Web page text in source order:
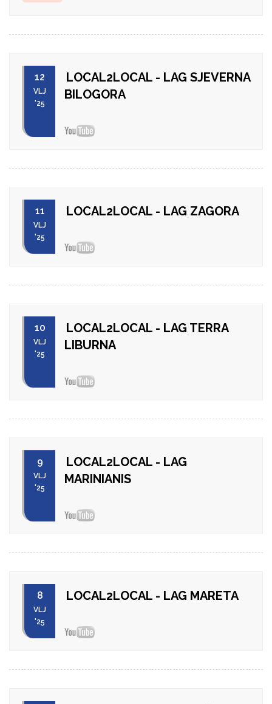
12
VLJ
'25
LOCAL2LOCAL - LAG SJEVERNA
BILOGORA
11
VLJ
'25
LOCAL2LOCAL - LAG ZAGORA
10
VLJ
'25
LOCAL2LOCAL - LAG TERRA
LIBURNA
9
VLJ
'25
LOCAL2LOCAL - LAG
MARINIANIS
8
VLJ
'25
LOCAL2LOCAL - LAG MARETA